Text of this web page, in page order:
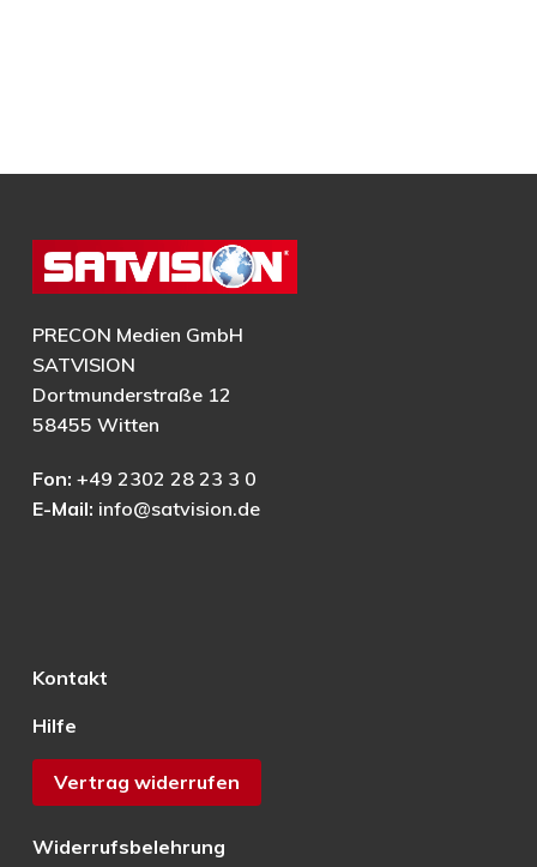
PRECON Medien GmbH
SATVISION
Dortmunderstraße 12
58455 Witten
Fon: +49 2302 28 23 3 0
E-Mail: info@satvision.de
Kontakt
Hilfe
Vertrag widerrufen
Widerrufsbelehrung